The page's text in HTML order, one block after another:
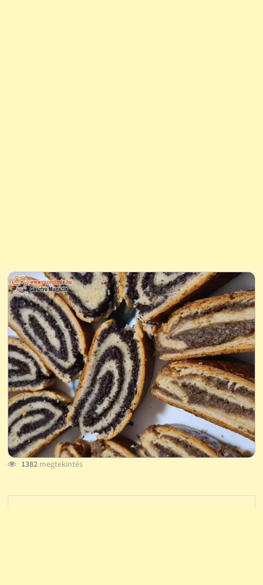
1382megtekintés